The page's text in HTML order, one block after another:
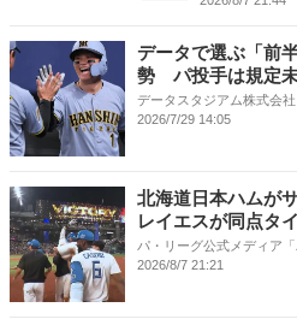
データで選ぶ「前
勢 パ投手は規定
データスタジアム株式会社
2026/7/29 14:05
北海道日本ハムが
レイエスが同点タ
パ・リーグ公式メディア
2026/8/7 21:21